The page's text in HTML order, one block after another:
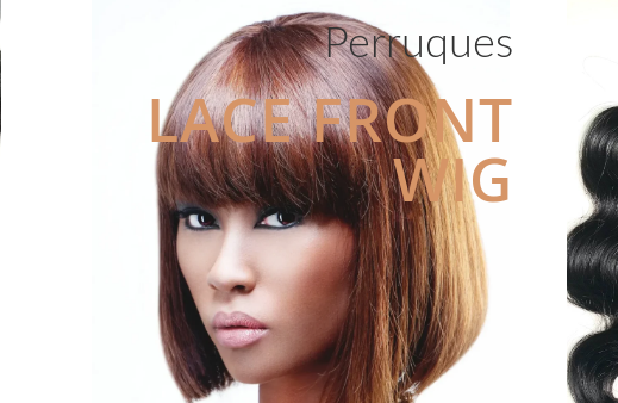
Perruques
LACE FRONT
WIG